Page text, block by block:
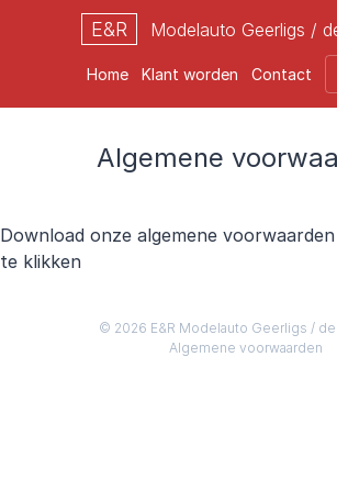
E&R Modelauto Geerligs /
Home Klant worden Contact
Algemene
Download onze algemene
te klikken
© 2026 E&R Modelauto Geerligs /
Algemene voorwaarden